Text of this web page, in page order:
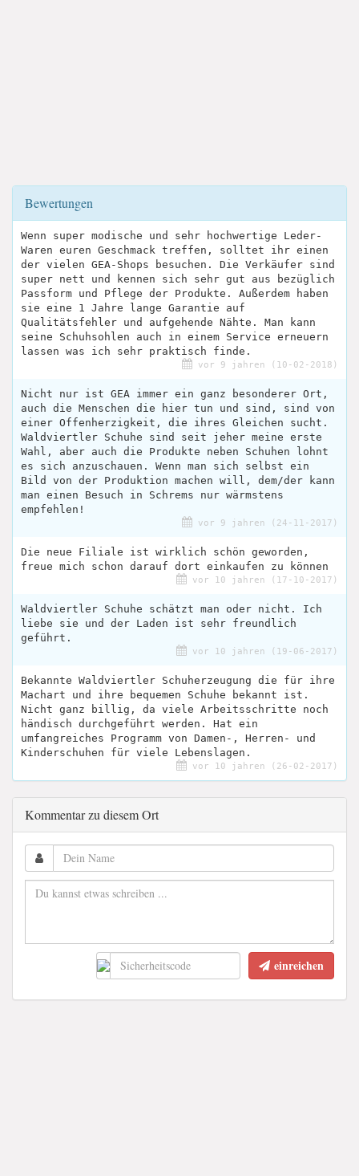
Bewertungen
Wenn super modische und sehr hochwertige Leder-
Waren euren Geschmack treffen, solltet ihr einen
der vielen GEA-Shops besuchen. Die Verkäufer sind
super nett und kennen sich sehr gut aus bezüglich
Passform und Pflege der Produkte. Außerdem haben
sie eine 1 Jahre lange Garantie auf
Qualitätsfehler und aufgehende Nähte. Man kann
seine Schuhsohlen auch in einem Service erneuern
lassen was ich sehr praktisch finde.
vor 9 jahren (10-02-2018)
Nicht nur ist GEA immer ein ganz besonderer Ort,
auch die Menschen die hier tun und sind, sind von
einer Offenherzigkeit, die ihres Gleichen sucht.
Waldviertler Schuhe sind seit jeher meine erste
Wahl, aber auch die Produkte neben Schuhen lohnt
es sich anzuschauen. Wenn man sich selbst ein
Bild von der Produktion machen will, dem/der kann
man einen Besuch in Schrems nur wärmstens
empfehlen!
vor 9 jahren (24-11-2017)
Die neue Filiale ist wirklich schön geworden,
freue mich schon darauf dort einkaufen zu können
vor 10 jahren (17-10-2017)
Waldviertler Schuhe schätzt man oder nicht. Ich
liebe sie und der Laden ist sehr freundlich
geführt.
vor 10 jahren (19-06-2017)
Bekannte Waldviertler Schuherzeugung die für ihre
Machart und ihre bequemen Schuhe bekannt ist.
Nicht ganz billig, da viele Arbeitsschritte noch
händisch durchgeführt werden. Hat ein
umfangreiches Programm von Damen-, Herren- und
Kinderschuhen für viele Lebenslagen.
vor 10 jahren (26-02-2017)
Kommentar zu diesem Ort
einreichen